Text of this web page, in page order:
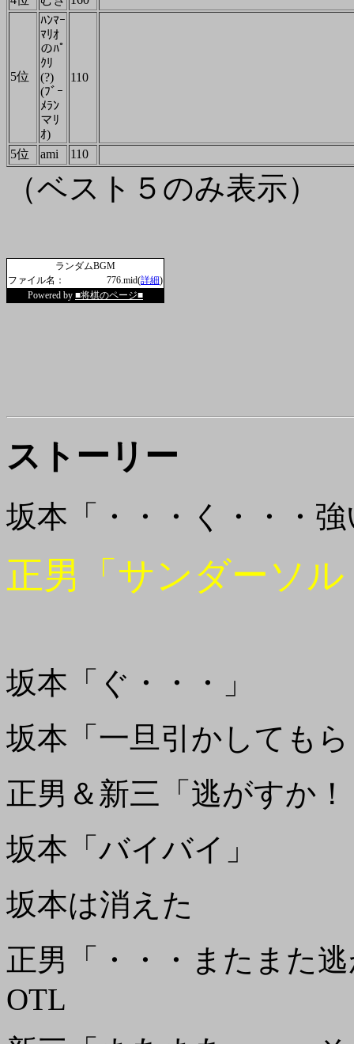
5位
ﾊﾝﾏｰ
ﾏﾘｵ
のﾊﾟ
ｸﾘ
(?)
(ﾌﾞｰ
ﾒﾗﾝ
マﾘ
ｵ)
110
5位 ami 110
（ベスト５のみ表示）
ランダムBGM
ファイル名：
776.mid(詳細)
Powered by ■将棋のページ■
ストーリー
坂本「・・・く・・・
正男「サンダーソ
坂本「ぐ・・・」
坂本「一旦引かしても
正男＆新三「逃がすか
坂本「バイバイ」
坂本は消えた
正男「・・・またまた
OTL